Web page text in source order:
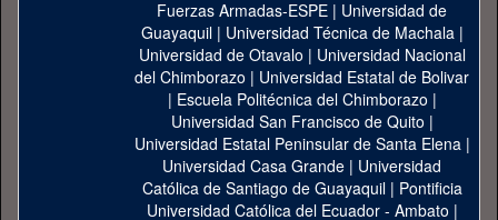
Fuerzas Armadas-ESPE | Universidad de
Guayaquil| Universidad Técnica de Machala|
Universidad de Otavalo | Universidad Nacional
del Chimborazo | Universidad Estatal de Bolivar
| Escuela Politécnica del Chimborazo |
Universidad San Francisco de Quito |
Universidad Estatal Peninsular de Santa Elena|
Universidad Casa Grande | Universidad
Católica de Santiago de Guayaquil| Pontificia
Universidad Católica del Ecuador - Ambato |